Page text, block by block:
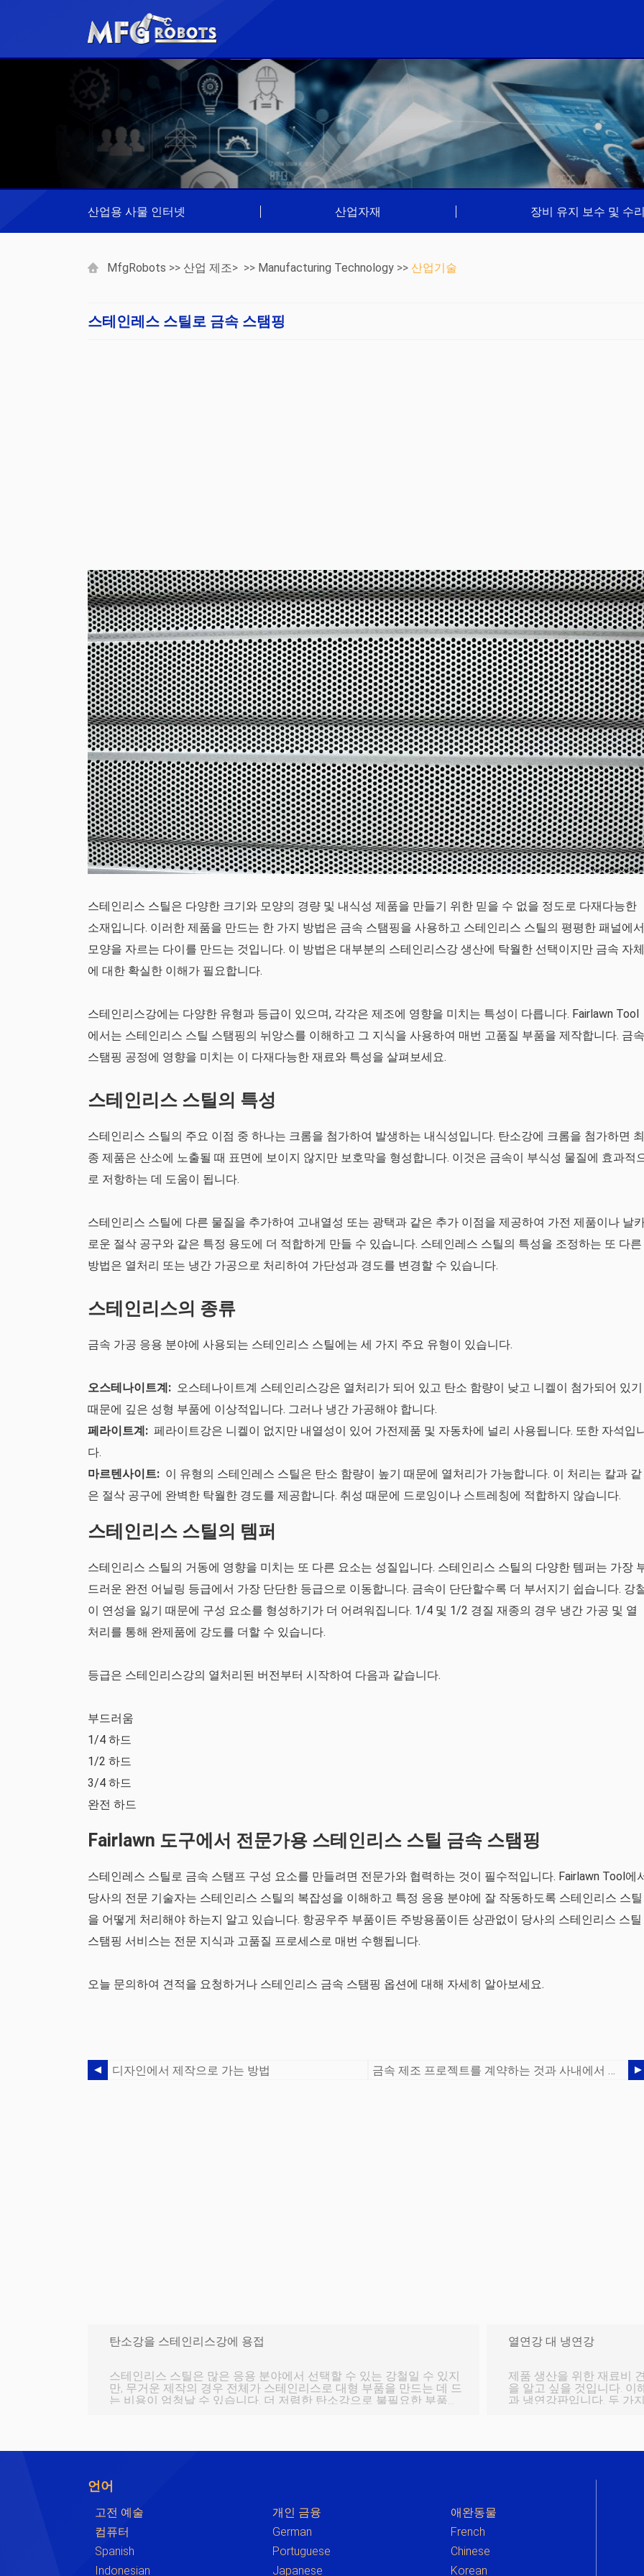
산업용 사물 인터넷 산업자재 장비 유지 보수 및 수
MfgRobots >> 산업 제조> >> Manufacturing Technology >> 산업기술
스테인레스 스틸로 금속 스탬핑
스테인리스 스틸은 다양한 크기와 모양의 경량 및 내식성 제품을 만들기 위한 믿을 수 없을 정도로 다재다능한
소재입니다. 이러한 제품을 만드는 한 가지 방법은 금속 스탬핑을 사용하고 스테인리스 스틸의 평평한 패널에서
모양을 자르는 다이를 만드는 것입니다. 이 방법은 대부분의 스테인리스강 생산에 탁월한 선택이지만 금속 자체
에 대한 확실한 이해가 필요합니다.
스테인리스강에는 다양한 유형과 등급이 있으며, 각각은 제조에 영향을 미치는 특성이 다릅니다. Fairlawn Tool
에서는 스테인리스 스틸 스탬핑의 뉘앙스를 이해하고 그 지식을 사용하여 매번 고품질 부품을 제작합니다. 금속
스탬핑 공정에 영향을 미치는 이 다재다능한 재료와 특성을 살펴보세요.
스테인리스 스틸의 특성
스테인리스 스틸의 주요 이점 중 하나는 크롬을 첨가하여 발생하는 내식성입니다. 탄소강에 크롬을 첨가하면 최
종 제품은 산소에 노출될 때 표면에 보이지 않지만 보호막을 형성합니다. 이것은 금속이 부식성 물질에 효과적
로 저항하는 데 도움이 됩니다.
스테인리스 스틸에 다른 물질을 추가하여 고내열성 또는 광택과 같은 추가 이점을 제공하여 가전 제품이나 날
로운 절삭 공구와 같은 특정 용도에 더 적합하게 만들 수 있습니다. 스테인레스 스틸의 특성을 조정하는 또 다른
방법은 열처리 또는 냉간 가공으로 처리하여 가단성과 경도를 변경할 수 있습니다.
스테인리스의 종류
금속 가공 응용 분야에 사용되는 스테인리스 스틸에는 세 가지 주요 유형이 있습니다.
오스테나이트계: 오스테나이트계 스테인리스강은 열처리가 되어 있고 탄소 함량이 낮고 니켈이 첨가되어 있기
때문에 깊은 성형 부품에 이상적입니다. 그러나 냉간 가공해야 합니다.
페라이트계: 페라이트강은 니켈이 없지만 내열성이 있어 가전제품 및 자동차에 널리 사용됩니다. 또한 자석입
다.
마르텐사이트: 이 유형의 스테인레스 스틸은 탄소 함량이 높기 때문에 열처리가 가능합니다. 이 처리는 칼과 같
은 절삭 공구에 완벽한 탁월한 경도를 제공합니다. 취성 때문에 드로잉이나 스트레칭에 적합하지 않습니다.
스테인리스 스틸의 템퍼
스테인리스 스틸의 거동에 영향을 미치는 또 다른 요소는 성질입니다. 스테인리스 스틸의 다양한 템퍼는 가장
드러운 완전 어닐링 등급에서 가장 단단한 등급으로 이동합니다. 금속이 단단할수록 더 부서지기 쉽습니다. 강
이 연성을 잃기 때문에 구성 요소를 형성하기가 더 어려워집니다. 1/4 및 1/2 경질 재종의 경우 냉간 가공 및 열
처리를 통해 완제품에 강도를 더할 수 있습니다.
등급은 스테인리스강의 열처리된 버전부터 시작하여 다음과 같습니다.
부드러움
1/4 하드
1/2 하드
3/4 하드
완전 하드
Fairlawn 도구에서 전문가용 스테인리스 스틸 금속 스탬핑
스테인레스 스틸로 금속 스탬프 구성 요소를 만들려면 전문가와 협력하는 것이 필수적입니다. Fairlawn Tool에
당사의 전문 기술자는 스테인리스 스틸의 복잡성을 이해하고 특정 응용 분야에 잘 작동하도록 스테인리스 스틸
을 어떻게 처리해야 하는지 알고 있습니다. 항공우주 부품이든 주방용품이든 상관없이 당사의 스테인리스 스틸
스탬핑 서비스는 전문 지식과 고품질 프로세스로 매번 수행됩니다.
오늘 문의하여 견적을 요청하거나 스테인리스 금속 스탬핑 옵션에 대해 자세히 알아보세요.
디자인에서 제작으로 가는 방법 금속 제조 프로젝트를 계약하는 것과 사내에서 수행하는 것의 이점
탄소강을 스테인리스강에 용접
스테인리스 스틸은 많은 응용 분야에서 선택할 수 있는 강철일 수 있지
만, 무거운 제작의 경우 전체가 스테인리스로 대형 부품을 만드는 데 드
는 비용이 엄청날 수 있습니다. 더 저렴한 탄소강으로 불필요한 부품과
정되지 않은 영역을 연강과 일치시킬 수 있는 기회를 제공합니다. 탄소
열연강 대 냉연강
제품 생산을 위한 재료비
을 알고 싶을 것입니다. 이
과 냉연강판입니다. 두 가지 유형의 강철에 대한 이러한 지식 부족은 생
때 압연이라는 과정을 거
언어
고전 예술 개인 금융
애완동물
컴퓨터
German
French
Spanish
Portuguese
Chinese
Indonesian
Japanese Korean